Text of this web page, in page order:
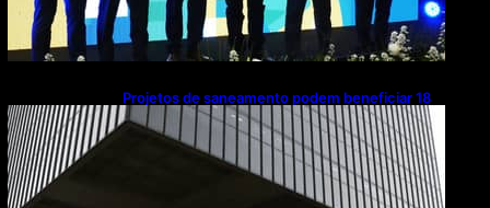
Projetos de saneamento podem beneficiar 18
milhões de brasileiros